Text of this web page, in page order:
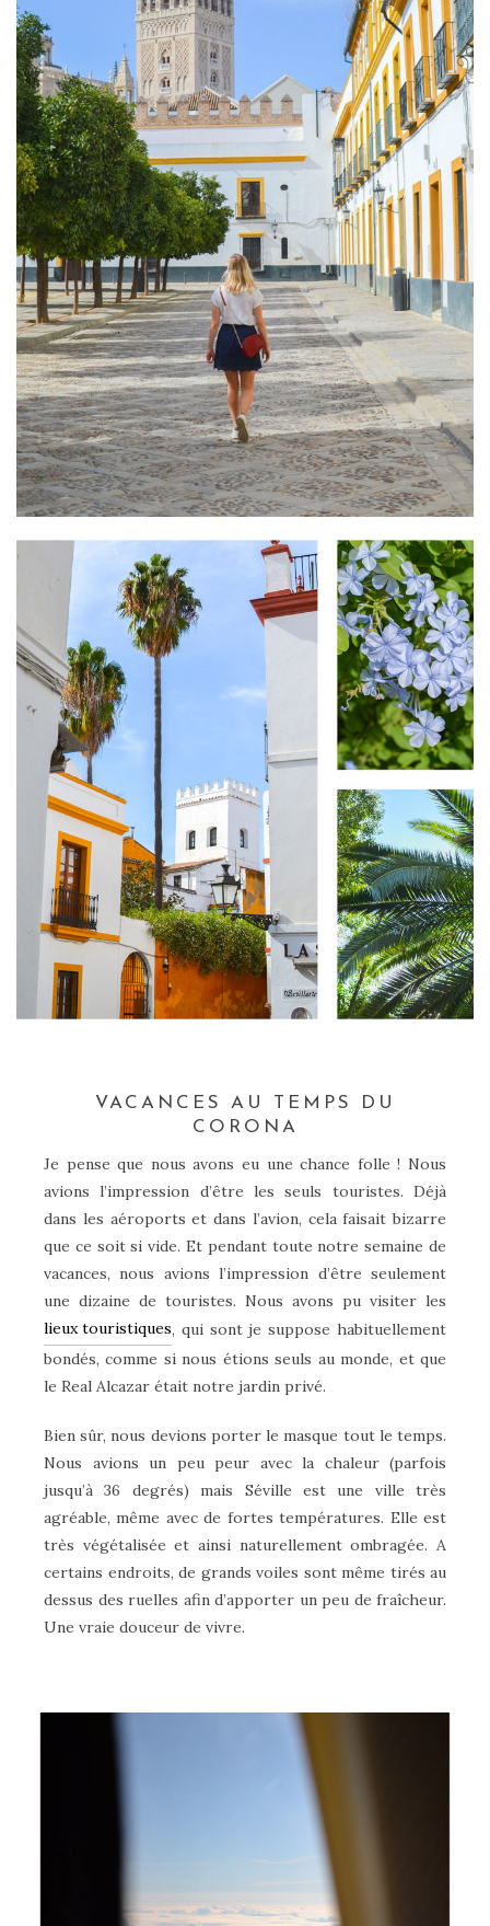
VACANCES AU TEMPS DU
CORONA
Je pense que nous avons eu une chance folle ! Nous
avions l’impression d’être les seuls touristes. Déjà
dans les aéroports et dans l’avion, cela faisait bizarre
que ce soit si vide. Et pendant toute notre semaine de
vacances, nous avions l’impression d’être seulement
une dizaine de touristes. Nous avons pu visiter les
lieux touristiques, qui sont je suppose habituellement
bondés, comme si nous étions seuls au monde, et que
le Real Alcazar était notre jardin privé.
Bien sûr, nous devions porter le masque tout le temps.
Nous avions un peu peur avec la chaleur (parfois
jusqu’à 36 degrés) mais Séville est une ville très
agréable, même avec de fortes températures. Elle est
très végétalisée et ainsi naturellement ombragée. A
certains endroits, de grands voiles sont même tirés au
dessus des ruelles afin d’apporter un peu de fraîcheur.
Une vraie douceur de vivre.